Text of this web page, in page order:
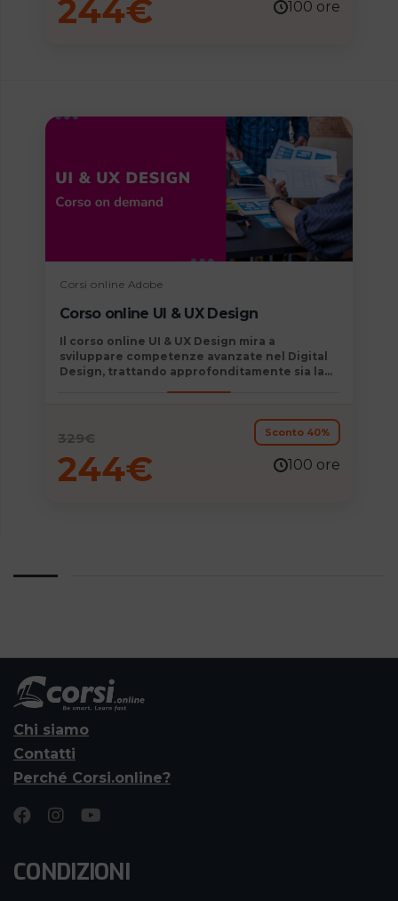
244€ 100 ore
Corsi online Adobe
Corso online UI & UX Design
Il corso online UI & UX Design mira a
sviluppare competenze avanzate nel Digital
Design, trattando approfonditamente sia la
prototipazione di interfacce, oltre alla
creazione di Personas e mappatura dei
Customer Journey, essenziali nell’era
digitale. Inoltre, il corso copre
l’organizzazione visiva secondo la Psicologia
329€
244€
Sconto 40%
100 ore
Chi siamo
Contatti
Perché Corsi.online?
CONDIZIONI